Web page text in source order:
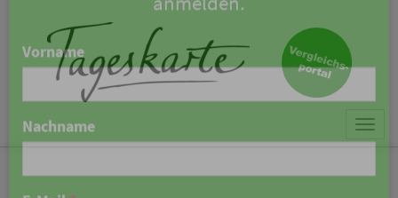
Keine Nachricht mehr
verpassen!
Vorname